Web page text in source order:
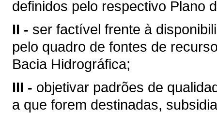
definidos pelo respectivo Plano
II - ser factível frente à
pelo quadro de fontes de
Bacia Hidrográfica;
III - objetivar padrões de
a que forem destinadas,